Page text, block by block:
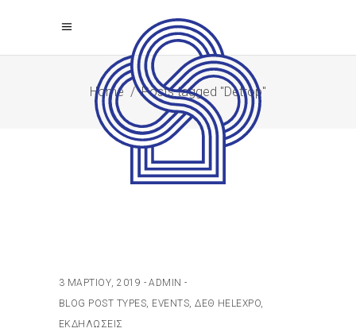
Home /Posts tagged "Detrop"
3 ΜΑΡΤΊΟΥ, 2019
ADMIN
BLOG POST TYPES, EVENTS,ΔΕΘ HELEXPO,
ΕΚΔΗΛΏΣΕΙΣ